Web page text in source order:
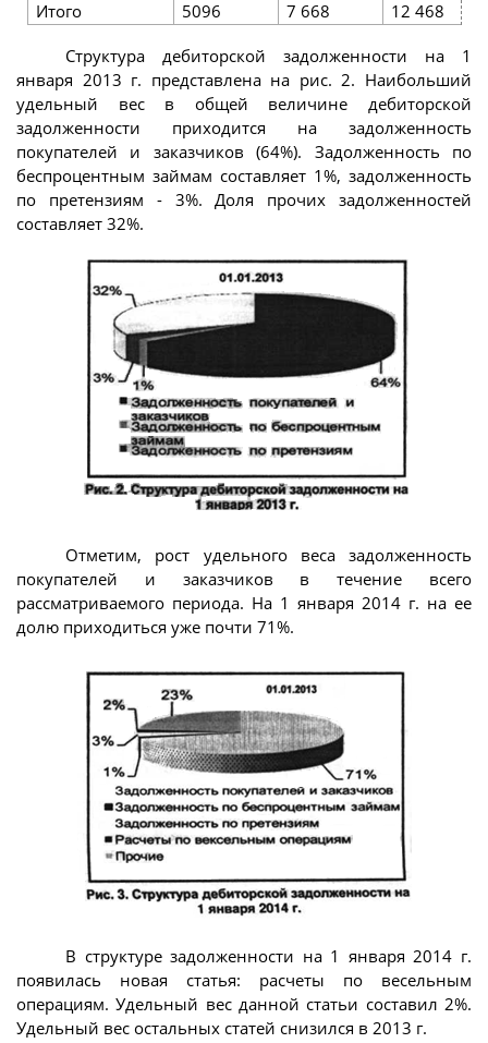
Итого 5096 7 668 12 468
Структура дебиторской задолженности на 1
января 2013 г. представлена на рис. 2. Наибольший
удельный вес в общей величине дебиторской
задолженности приходится на задолженность
покупателей и заказчиков (64%). Задолженность по
беспроцентным займам составляет 1%, задолженность
по претензиям - 3%. Доля прочих задолженностей
составляет 32%.
Отметим, рост удельного веса задолженность
покупателей и заказчиков в течение всего
рассматриваемого периода. На 1 января 2014 г. на ее
долю приходиться уже почти 71%.
В структуре задолженности на 1 января 2014 г.
появилась новая статья: расчеты по весельным
операциям. Удельный вес данной статьи составил 2%.
Удельный вес остальных статей снизился в 2013 г.